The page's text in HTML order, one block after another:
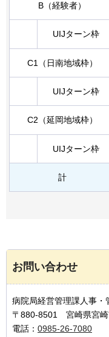
B（経験者）
UIJターン枠
C1（日南地域枠）
UIJターン枠
C2（延岡地域枠）
UIJターン枠
計
お問い合わせ
病院局経営管理課人事・
〒880-8501 宮崎県宮崎
電話： 0985-26-7080